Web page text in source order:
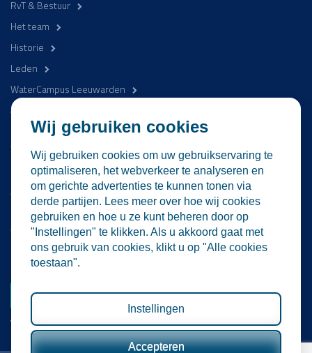
RvT & Bestuur
Het team
Historie
Leden
WaterCampus Leeuwarden
Word betrokken
WaterProof Magazine
Nieuws
Activiteiten
Contact
Vacatures
Lid worden
Word nu lid
Volg ons
Wij gebruiken cookies
Wij gebruiken cookies om uw gebruikservaring te
optimaliseren, het webverkeer te analyseren en
om gerichte advertenties te kunnen tonen via
derde partijen. Lees meer over hoe wij cookies
gebruiken en hoe u ze kunt beheren door op
"Instellingen" te klikken. Als u akkoord gaat met
ons gebruik van cookies, klikt u op "Alle cookies
toestaan".
Instellingen
Accepteren